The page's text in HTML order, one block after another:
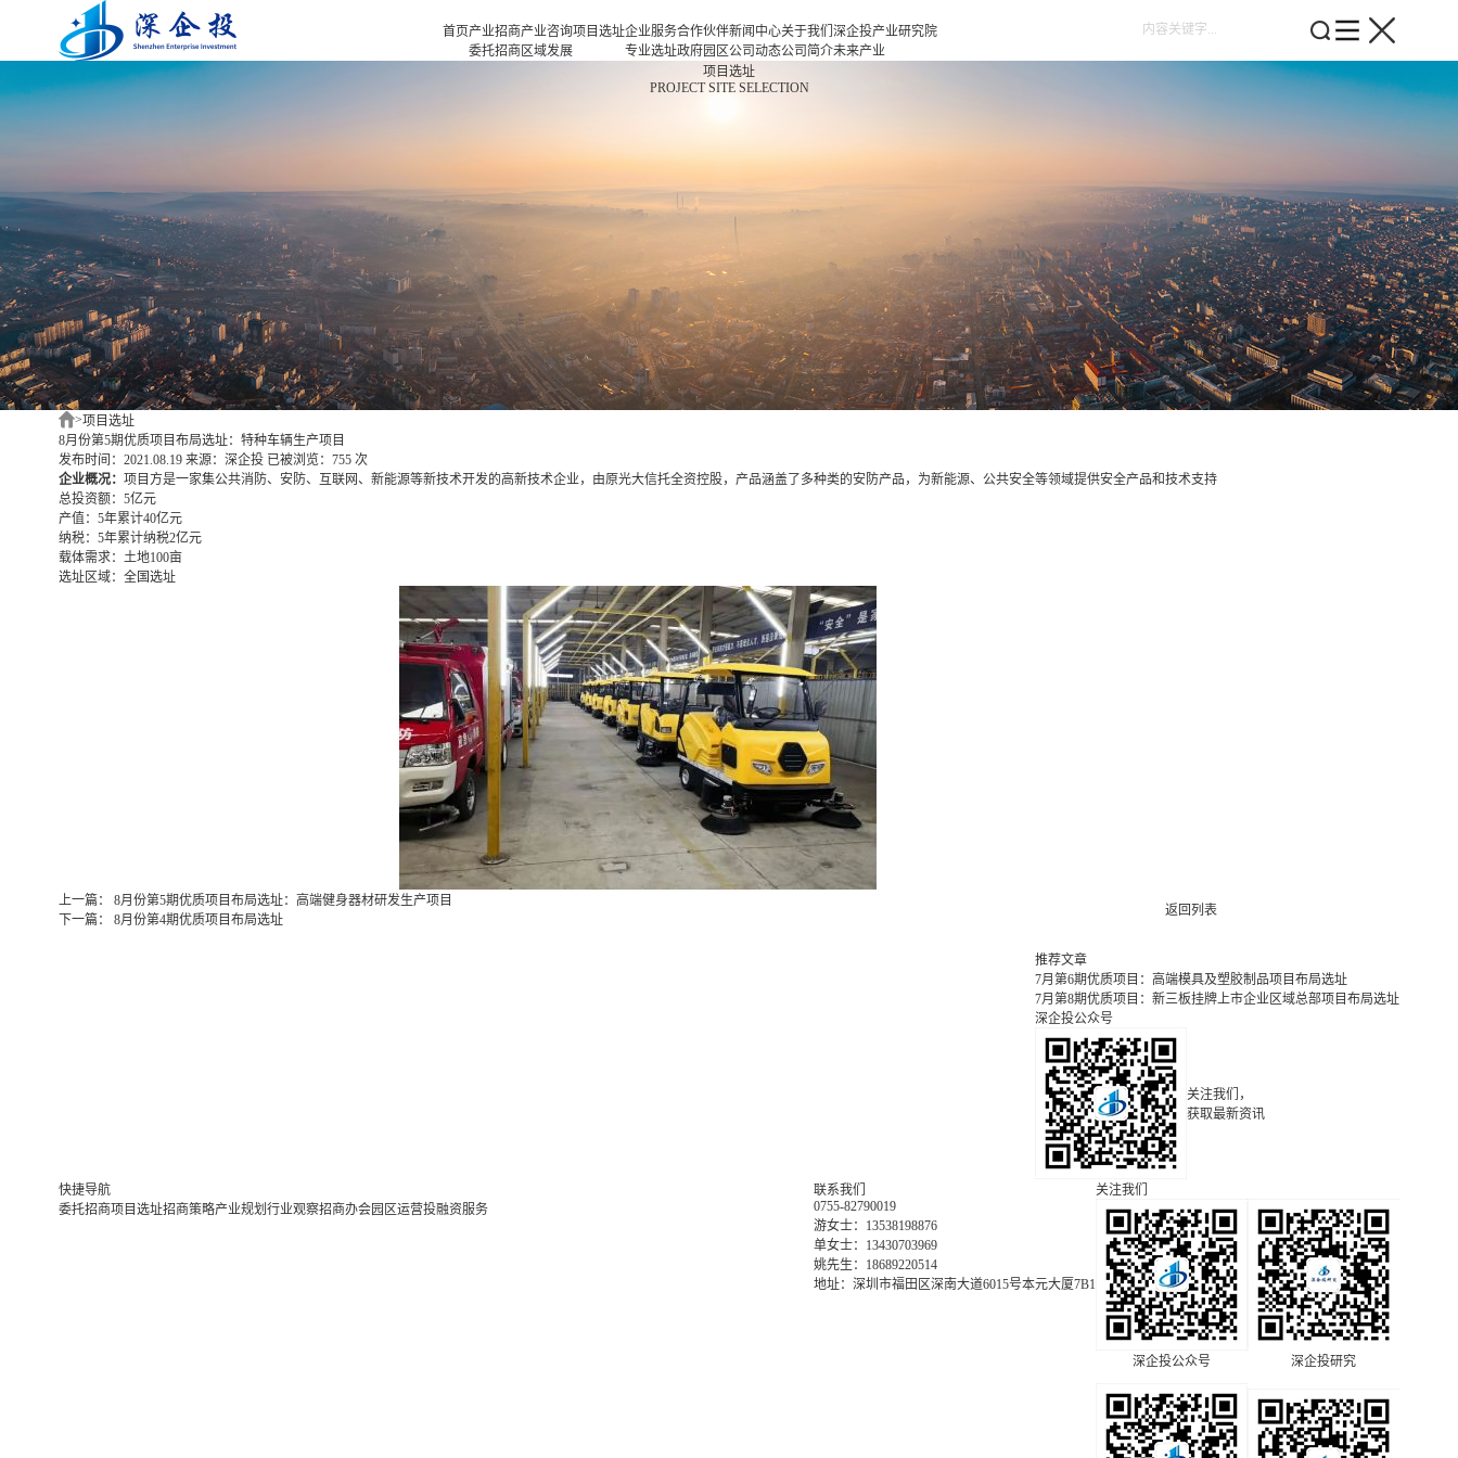
首页产业招商
委托招商
产业咨询
区域发展
项目选址企业服务
专业选址
投融资服
合作伙伴
政府园区
企业客户
行业协会
新闻中心
公司动态
产业观察
关于我们
公司简介
联系我们
深企投产业研究院
未来产业
新能源汽车
高端装备
现代消费
现代服务业
产业招商
新闻中心
关于我们
深企投产业研究院
项目选址
PROJECT SITE SELECTION
>项目选址
8月份第5期优质项目布局选址：特种车辆生产项目
发布时间：2021.08.19 来源：深企投 已被浏览：755 次
企业概况： 项目方是一家集公共消防、安防、互联网、新能源等新技术开发的高新技术企业，由原光大信托全资控股，产品涵盖了多种类的安防产品，为新能源、公共安全等领域提供安全产品和技术支持
总投资额： 5亿元
产值： 5年累计40亿元
纳税： 5年累计纳税2亿元
载体需求： 土地100亩
选址区域： 全国选址
上一篇： 8月份第5期优质项目布局选址：高端健身器材研发生产项目
下一篇： 8月份第4期优质项目布局选址
返回列表
推荐文章
7月第6期优质项目：高端模具及塑胶制品项目布局选址
7月第8期优质项目：新三板挂牌上市企业区域总部项目布局选址
深企投公众号
关注我们，
获取最新资讯
快捷导航
委托招商项目选址招商策略产业规划 行业观察招商办会园区运营投融资服务
联系我们
0755-82790019
游女士：13538198876
单女士：13430703969
姚先生：18689220514
地址：深圳市福田区深南大道6015号本元大厦7B1
关注我们
深企投公众号 深企投研究